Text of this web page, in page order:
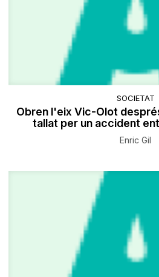
SOCIETAT
Obren l'eix Vic-Olot
tallat per un accident
Enric Gil